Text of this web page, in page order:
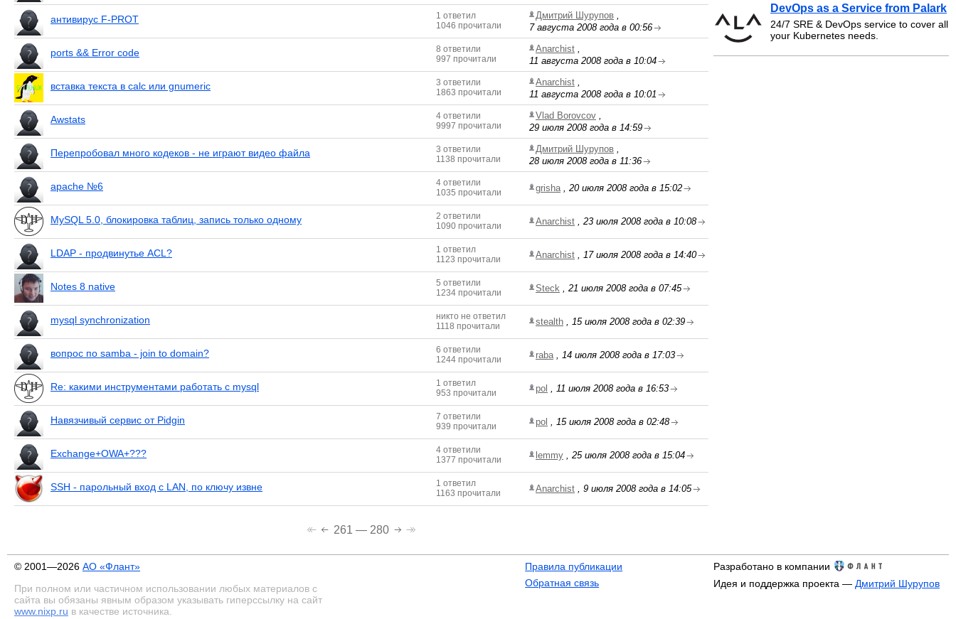
антивирус F-PROT
1 ответил
1046 прочитали
Дмитрий Шурупов ,
7 августа 2008 года в 00:56
ports && Error code
8 ответили
997 прочитали
Anarchist ,
11 августа 2008 года в 10:04
вставка текста в calc или gnumeric
3 ответили
1863 прочитали
Anarchist ,
11 августа 2008 года в 10:01
Awstats
4 ответили
9997 прочитали
Vlad Borovcov ,
29 июля 2008 года в 14:59
Перепробовал много кодеков - не играют видео файла
3 ответили
1138 прочитали
Дмитрий Шурупов ,
28 июля 2008 года в 11:36
apache №6
4 ответили
1035 прочитали
grisha, 20 июля 2008 года в 15:02
MySQL 5.0, блокировка таблиц, запись только одному
2 ответили
1090 прочитали
Anarchist , 23 июля 2008 года в 10:08
LDAP - продвинутье ACL?
1 ответил
1123 прочитали
Anarchist , 17 июля 2008 года в 14:40
Notes 8 native
5 ответили
1234 прочитали
Steck , 21 июля 2008 года в 07:45
mysql synchronization
никто не ответил
1118 прочитали
stealth , 15 июля 2008 года в 02:39
вопрос по samba - join to domain?
6 ответили
1244 прочитали
raba, 14 июля 2008 года в 17:03
Re: какими инструментами работать с mysql
1 ответил
953 прочитали
pol , 11 июля 2008 года в 16:53
Навязчивый сервис от Pidgin
7 ответили
939 прочитали
pol , 15 июля 2008 года в 02:48
Exchange+OWA+???
4 ответили
1377 прочитали
lemmy , 25 июля 2008 года в 15:04
SSH - парольный вход с LAN, по ключу извне
1 ответил
1163 прочитали
Anarchist , 9 июля 2008 года в 14:05
261 — 280
DevOps as a Service from Palark
24/7 SRE & DevOps service to cover all
your Kubernetes needs.
© 2001—2026 АО «Флант»
При полном или частичном использовании любых материалов с
сайта вы обязаны явным образом указывать гиперссылку на сайт
www.nixp.ru в качестве источника.
Правила публикации
Обратная связь
Разработано в компании
Идея и поддержка проекта — Дмитрий Шурупов